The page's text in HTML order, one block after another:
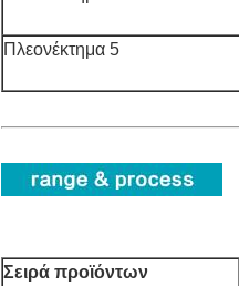
Πλεονέκτημα 5
Σειρά προϊόντων